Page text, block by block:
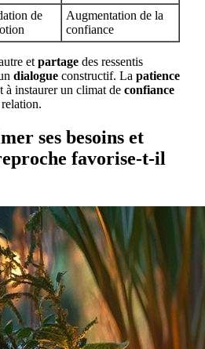
de
Augmentation de la
confiance
et partage des ressentis
dialogue constructif. La patience
à instaurer un climat de confiance
ses besoins et
favorise-t-il